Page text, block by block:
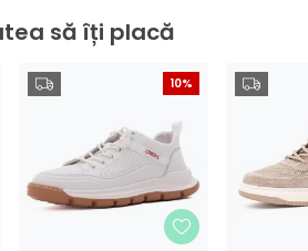
să îți placă
10%